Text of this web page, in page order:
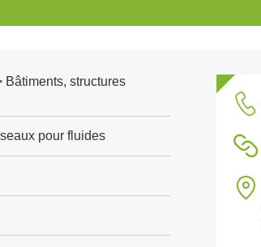
Bâtiments, structures
pour fluides